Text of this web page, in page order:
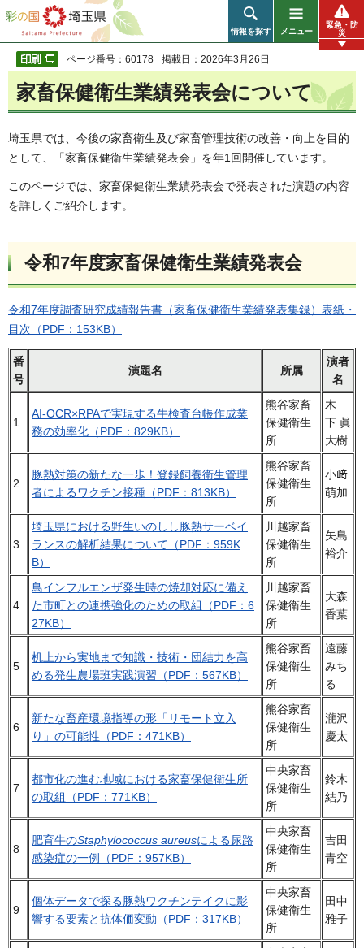
彩の国 埼玉県
情報を探す メニュー
緊急・防
災
ページ番号：60178 掲載日：2026年3月26日
家畜保健衛生業績発表会について
埼玉県では、今後の家畜衛生及び家畜管理技術の改善・向上を目的
として、「家畜保健衛生業績発表会」を年1回開催しています。
このページでは、家畜保健衛生業績発表会で発表された演題の内容
を詳しくご紹介します。
令和7年度家畜保健衛生業績発表会
令和7年度調査研究成績報告書（家畜保健衛生業績発表集録）表紙・
目次（PDF：153KB）
番
号
演題名 所属
演者
名
1
AI-OCR×RPAで実現する牛検査台帳作成業
務の効率化（PDF：829KB）
熊谷家畜
保健衛生
所
木
下 眞
大樹
2
豚熱対策の新たな一歩！登録飼養衛生管理
者によるワクチン接種（PDF：813KB）
熊谷家畜
保健衛生
所
小﨑
萌加
3
埼玉県における野生いのしし豚熱サーベイ
ランスの解析結果について（PDF：959K
B）
川越家畜
保健衛生
所
矢島
裕介
4
鳥インフルエンザ発生時の焼却対応に備え
た市町との連携強化のための取組（PDF：6
27KB）
川越家畜
保健衛生
所
大森
香葉
5
机上から実地まで知識・技術・団結力を高
める発生農場班実践演習（PDF：567KB）
熊谷家畜
保健衛生
所
遠藤
みち
る
6
新たな畜産環境指導の形「リモート立入
り」の可能性（PDF：471KB）
熊谷家畜
保健衛生
所
瀧沢
慶太
7
都市化の進む地域における家畜保健衛生所
の取組（PDF：771KB）
中央家畜
保健衛生
所
鈴木
結乃
8
肥育牛のStaphylococcus aureusによる尿路
感染症の一例（PDF：957KB）
中央家畜
保健衛生
所
吉田
青空
9
個体データで探る豚熱ワクチンテイクに影
響する要素と抗体価変動（PDF：317KB）
中央家畜
保健衛生
所
田中
雅子